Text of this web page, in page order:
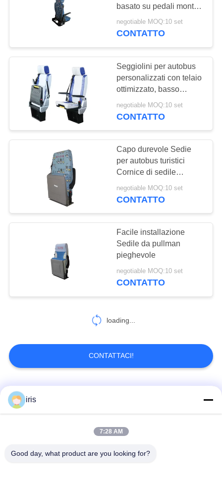
basato su pedali montati
estetici
negotiable MOQ:10 set
CONTATTO
Seggiolini per autobus
personalizzati con telaio
ottimizzato, basso
design di risparmio del
corridoio transnazionale.
negotiable MOQ:10 set
CONTATTO
Capo durevole Sedie
per autobus turistici
Cornice di sedile
rinforzata Lunga durata
negotiable MOQ:10 set
CONTATTO
Facile installazione
Sedile da pullman
pieghevole
negotiable MOQ:10 set
CONTATTO
loading...
CONTATTACI!
Categorie popolari
Sedie per autobus a
iris
7:28 AM
Good day, what product are you looking for?